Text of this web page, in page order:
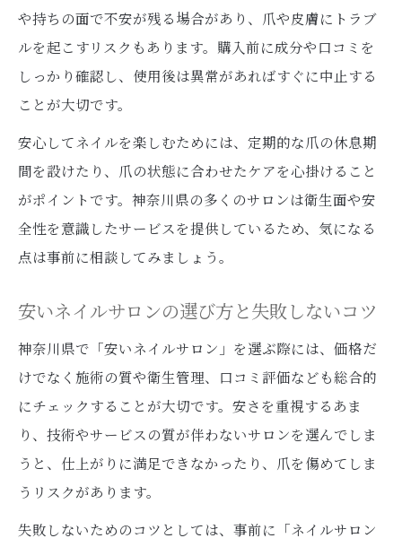
や持ちの面で不安が残る場合があり、爪や皮膚にトラブ
ルを起こすリスクもあります。購入前に成分や口コミを
しっかり確認し、使用後は異常があればすぐに中止する
ことが大切です。
安心してネイルを楽しむためには、定期的な爪の休息期
間を設けたり、爪の状態に合わせたケアを心掛けること
がポイントです。神奈川県の多くのサロンは衛生面や安
全性を意識したサービスを提供しているため、気になる
点は事前に相談してみましょう。
安いネイルサロンの選び方と失敗しないコツ
神奈川県で「安いネイルサロン」を選ぶ際には、価格だ
けでなく施術の質や衛生管理、口コミ評価なども総合的
にチェックすることが大切です。安さを重視するあま
り、技術やサービスの質が伴わないサロンを選んでしま
うと、仕上がりに満足できなかったり、爪を傷めてしま
うリスクがあります。
失敗しないためのコツとしては、事前に「ネイルサロン